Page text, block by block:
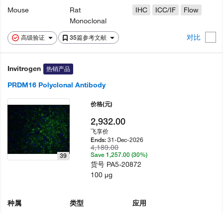
高级验证 35篇参考文献 对比
Mouse
Rat
Monoclonal
IHC
ICC/IF Flow
Invitrogen 热销产品
PRDM16 Polyclonal Antibody
39
种属
类型
应用
价格(元)
2,932.00
飞享价
Ends:31-Dec-2026
4,189.00
Save 1,257.00 (30%)
货号 PA5-20872
100 µg